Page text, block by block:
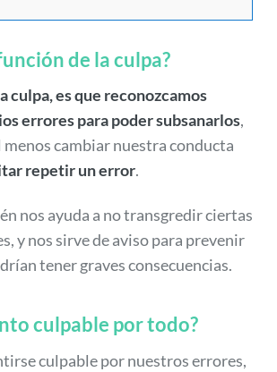
de la culpa?
culpa, es que reconozcamos
errores para poder subsanarlos,
menos cambiar nuestra conducta
repetir un error.
nos ayuda a no transgredir ciertas
y nos sirve de aviso para prevenir
tener graves consecuencias.
culpable por todo?
culpable por nuestros errores,